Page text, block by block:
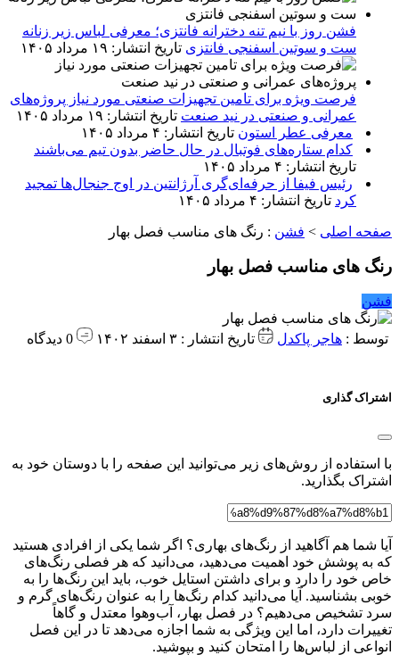
فشن روز با نیم تنه دخترانه فانتزی؛ معرفی لباس زیر زنانه
ست و سوتین اسفنجی فانتزی تاریخ انتشار: ۱۹ مرداد ۱۴۰۵
فرصت ویژه برای تامین تجهیزات صنعتی مورد نیاز پروژه‌های
عمرانی و صنعتی در نید صنعت تاریخ انتشار: ۱۹ مرداد ۱۴۰۵
معرفی عطر استون تاریخ انتشار: ۴ مرداد ۱۴۰۵
کدام ستاره‌های فوتبال در حال حاضر بدون تیم می‌باشند
تاریخ انتشار: ۴ مرداد ۱۴۰۵
رئیس فیفا از حرفه‌ای‌گری آرژانتین در اوج جنجال‌ها تمجید
کرد تاریخ انتشار: ۴ مرداد ۱۴۰۵
صفحه اصلی > فشن : رنگ های مناسب فصل بهار
رنگ های مناسب فصل بهار
فشن
توسط : هاجر پاکدل تاریخ انتشار : ۳ اسفند ۱۴۰۲
اشتراک گذاری
با استفاده از روش‌های زیر می‌توانید این صفحه را با دوستان خود به
اشتراک بگذارید.
آیا شما هم آگاهید از رنگ‌های بهاری؟ اگر شما یکی از افرادی هستید
که به پوشش خود اهمیت می‌دهید، می‌دانید که هر فصلی رنگ‌های
خاص خود را دارد و برای داشتن استایل خوب، باید این رنگ‌ها را به
خوبی بشناسید. آیا می‌دانید کدام رنگ‌ها را به عنوان رنگ‌های گرم و
سرد تشخیص می‌دهیم؟ در فصل بهار، آب‌و‌هوا معتدل و گاهاً
تغییرات دارد، اما این ویژگی به شما اجازه می‌دهد تا در این فصل
انواعی از لباس‌ها را امتحان کنید و بپوشید.